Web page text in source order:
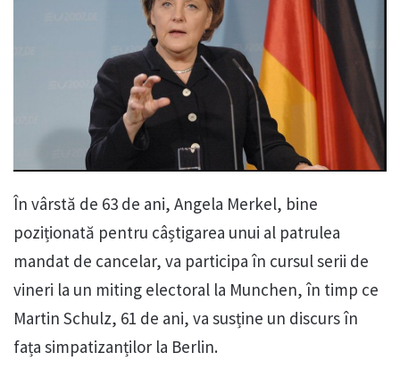
În vârstă de 63 de ani, Angela Merkel, bine
poziționată pentru câștigarea unui al patrulea
mandat de cancelar, va participa în cursul serii de
vineri la un miting electoral la Munchen, în timp ce
Martin Schulz, 61 de ani, va susține un discurs în
fața simpatizanților la Berlin.